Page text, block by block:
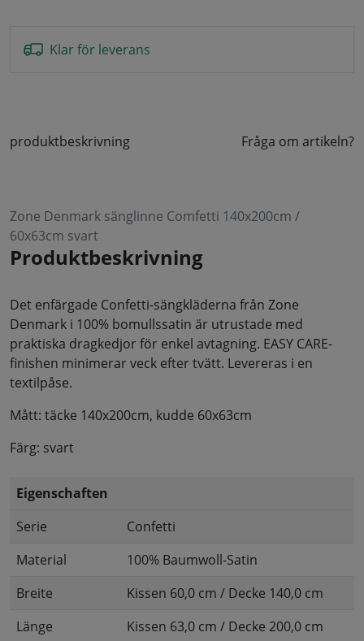
Klar för leverans
produktbeskrivning Fråga om artikeln?
Zone Denmark sänglinne Comfetti 140x200cm /
60x63cm svart
Produktbeskrivning
Det enfärgade Confetti-sängkläderna från Zone
Denmark i 100% bomullssatin är utrustade med
praktiska dragkedjor för enkel avtagning. EASY CARE-
finishen minimerar veck efter tvätt. Levereras i en
textilpåse.
Mått: täcke 140x200cm, kudde 60x63cm
Färg: svart
Eigenschaften
Serie
Confetti
Material
100% Baumwoll-Satin
Breite
Kissen 60,0 cm / Decke 140,0 cm
Länge
Kissen 63,0 cm / Decke 200,0 cm